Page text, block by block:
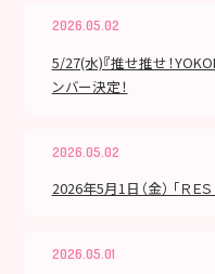
2026.05.02
5/27(水)『推せ推せ！
ンバー決定！
2026.05.02
2026年5月1日（金） 「ＲＥ
2026.05.01